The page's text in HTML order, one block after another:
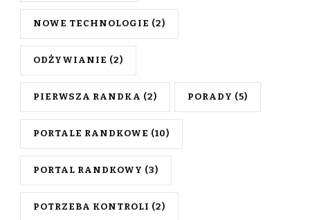
NOWE TECHNOLOGIE (2)
ODŻYWIANIE (2)
PIERWSZA RANDKA (2) PORADY (5)
PORTALE RANDKOWE (10)
PORTAL RANDKOWY (3)
POTRZEBA KONTROLI (2)